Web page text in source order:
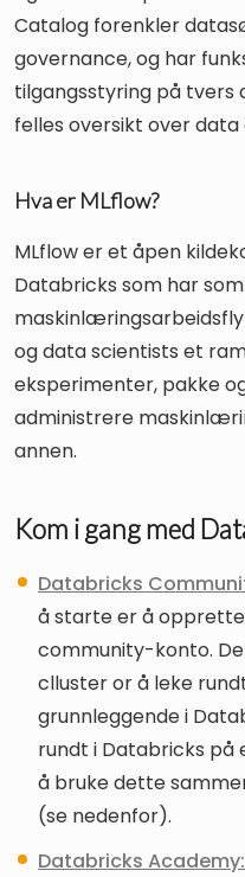
Catalog forenkler
governance, og har
tilgangsstyring på tvers
felles oversikt over data
Hva er MLflow?
MLflow er et åpen
Databricks som har
og data scientists et
eksperimenter, pakke
administrere
annen.
Kom i gang med
Databricks
å starte er å
community-konto.
clluster or å leke
grunnleggende i
rundt i Databricks på
å bruke dette
(se nedenfor).
Databricks Academy: